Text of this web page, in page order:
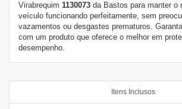
Virabrequim 1130073 daBastos para manter o
veículo funcionando perfeitamente, sem
vazamentos ou desgastes prematuros.
com um produto que oferece o melhor em
desempenho.
Itens Inclusos